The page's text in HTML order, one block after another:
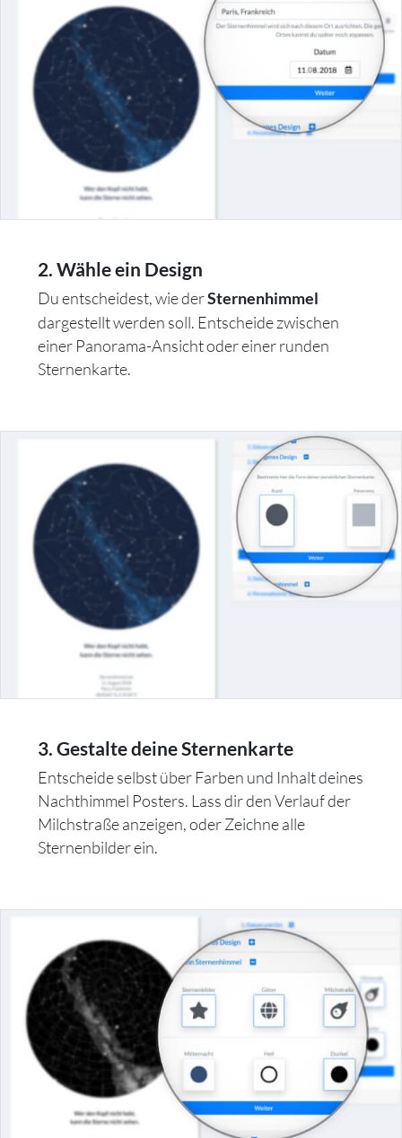
2. Wähle ein Design
Du entscheidest, wie derSternenhimmel
dargestellt werden soll. Entscheide zwischen
einer Panorama-Ansicht oder einer runden
Sternenkarte.
3. Gestalte deine Sternenkarte
Entscheide selbst über Farben und Inhalt deines
Nachthimmel Posters. Lass dir den Verlauf der
Milchstraße anzeigen, oder Zeichne alle
Sternenbilder ein.